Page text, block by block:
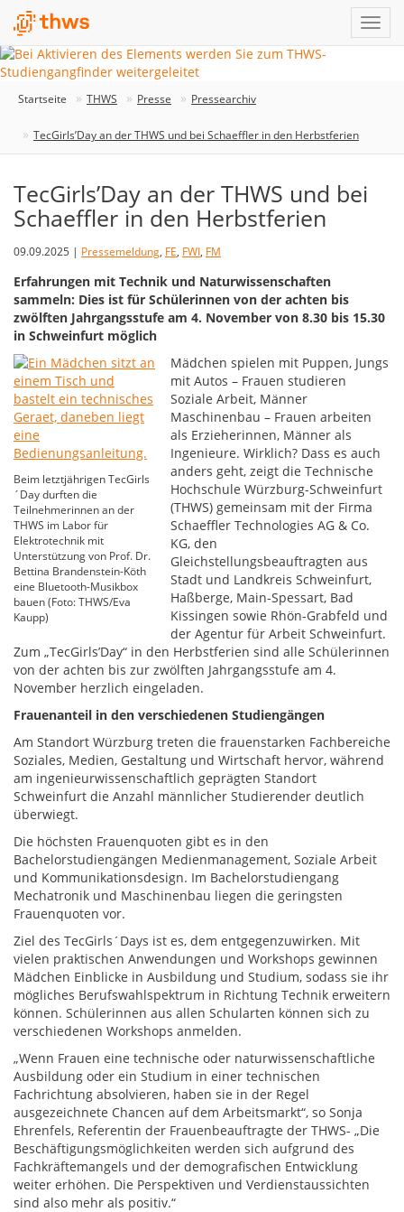
Startseite THWS Presse Pressearchiv
TecGirls’Day an der THWS und bei Schaeffler in den Herbstferien
TecGirls’Day an der THWS und bei
Schaeffler in den Herbstferien
09.09.2025 | Pressemeldung, FE, FWI, FM
Erfahrungen mit Technik und Naturwissenschaften
sammeln: Dies ist für Schülerinnen von der achten bis
zwölften Jahrgangsstufe am 4. November von 8.30 bis 15.30
in Schweinfurt möglich
Beim letztjährigen TecGirls
´Day durften die
Teilnehmerinnen an der
THWS im Labor für
Elektrotechnik mit
Unterstützung von Prof. Dr.
Bettina Brandenstein-Köth
eine Bluetooth-Musikbox
bauen (Foto: THWS/Eva
Kaupp)
Mädchen spielen mit Puppen, Jungs
mit Autos – Frauen studieren
Soziale Arbeit, Männer
Maschinenbau – Frauen arbeiten
als Erzieherinnen, Männer als
Ingenieure. Wirklich? Dass es auch
anders geht, zeigt die Technische
Hochschule Würzburg-Schweinfurt
(THWS) gemeinsam mit der Firma
Schaeffler Technologies AG & Co.
KG, den
Gleichstellungsbeauftragten aus
Stadt und Landkreis Schweinfurt,
Haßberge, Main-Spessart, Bad
Kissingen sowie Rhön-Grabfeld und
der Agentur für Arbeit Schweinfurt.
Zum „TecGirls’Day“ in den Herbstferien sind alle Schülerinnen
von der achten bis zur zwölften Jahrgangsstufe am 4.
November herzlich eingeladen.
Frauenanteil in den verschiedenen Studiengängen
Am Standort Würzburg treten die frauenstarken Fachbereiche
Soziales, Medien, Gestaltung und Wirtschaft hervor, während
am ingenieurwissenschaftlich geprägten Standort
Schweinfurt die Anzahl männlicher Studierender deutlich
überwiegt.
Die höchsten Frauenquoten gibt es in den
Bachelorstudiengängen Medienmanagement, Soziale Arbeit
und Kommunikationsdesign. Im Bachelorstudiengang
Mechatronik und Maschinenbau liegen die geringsten
Frauenquoten vor.
Ziel des TecGirls´Days ist es, dem entgegenzuwirken. Mit
vielen praktischen Anwendungen und Workshops gewinnen
Mädchen Einblicke in Ausbildung und Studium, sodass sie ihr
mögliches Berufswahlspektrum in Richtung Technik erweitern
können. Schülerinnen aus allen Schularten können sich zu
verschiedenen Workshops anmelden.
„Wenn Frauen eine technische oder naturwissenschaftliche
Ausbildung oder ein Studium in einer technischen
Fachrichtung absolvieren, haben sie in der Regel
ausgezeichnete Chancen auf dem Arbeitsmarkt“, so Sonja
Ehrenfels, Referentin der Frauenbeauftragte der THWS- „Die
Beschäftigungsmöglichkeiten werden sich aufgrund des
Fachkräftemangels und der demografischen Entwicklung
weiter erhöhen. Die Perspektiven und Verdienstaussichten
sind also mehr als positiv.“